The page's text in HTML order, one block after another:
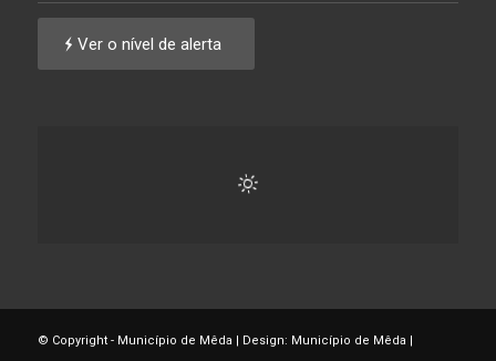
Ver o nível de alerta
© Copyright - Município de Mêda | Design: Município de Mêda |